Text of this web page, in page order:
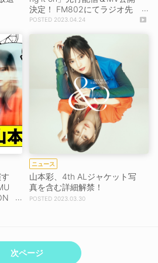
決定！ FM802にてラジオ先
行オンエアも【コメントあ
2023.04.24
ニュース
山本彩、4th ALジャケット写
真を含む詳細解禁！
2023.03.30
次ページ